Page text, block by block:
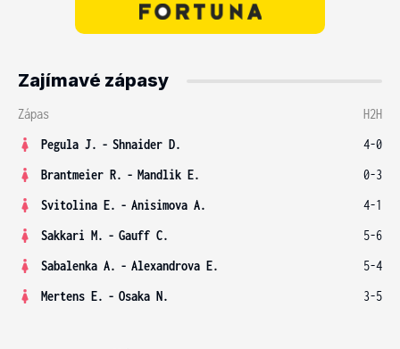
Zajímavé zápasy
Zápas
H2H
Pegula J. - Shnaider D.
4-0
Brantmeier R. - Mandlik E.
0-3
Svitolina E. - Anisimova A.
4-1
Sakkari M. - Gauff C.
5-6
Sabalenka A. - Alexandrova E.
5-4
Mertens E. - Osaka N. 3-5